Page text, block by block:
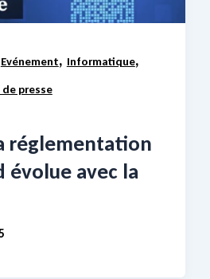
Evénement, Informatique,
de presse
réglementation
évolue avec la